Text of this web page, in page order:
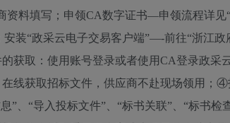
资料填写；申领CA数字证书—申领流程详
装“政采云电子交易客户端”—-前往“浙江
获取：使用账号登录或者使用CA登录政采
线获取招标文件，供应商不赴现场领用；
”、“导入投标文件”、“标书关联”、“标书检